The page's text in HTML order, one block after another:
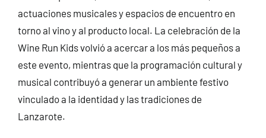
actuaciones musicales y espacios de encuentro en
torno al vino y al producto local. La celebración de la
Wine Run Kids volvió a acercar a los más pequeños a
este evento, mientras que la programación cultural y
musical contribuyó a generar un ambiente festivo
vinculado a la identidad y las tradiciones de
Lanzarote.